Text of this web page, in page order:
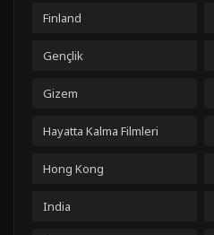
Finland
Gençlik
Gizem
Hayatta Kalma Filmleri
Hong Kong
India